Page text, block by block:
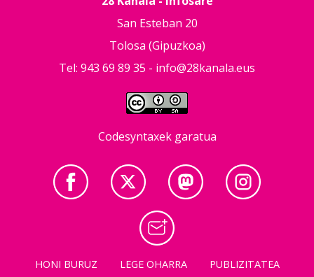
San Esteban 20
Tolosa (Gipuzkoa)
Tel: 943 69 89 35 - info@28kanala.eus
Codesyntaxek garatua
HONI BURUZ LEGE OHARRA
PUBLIZITATEA